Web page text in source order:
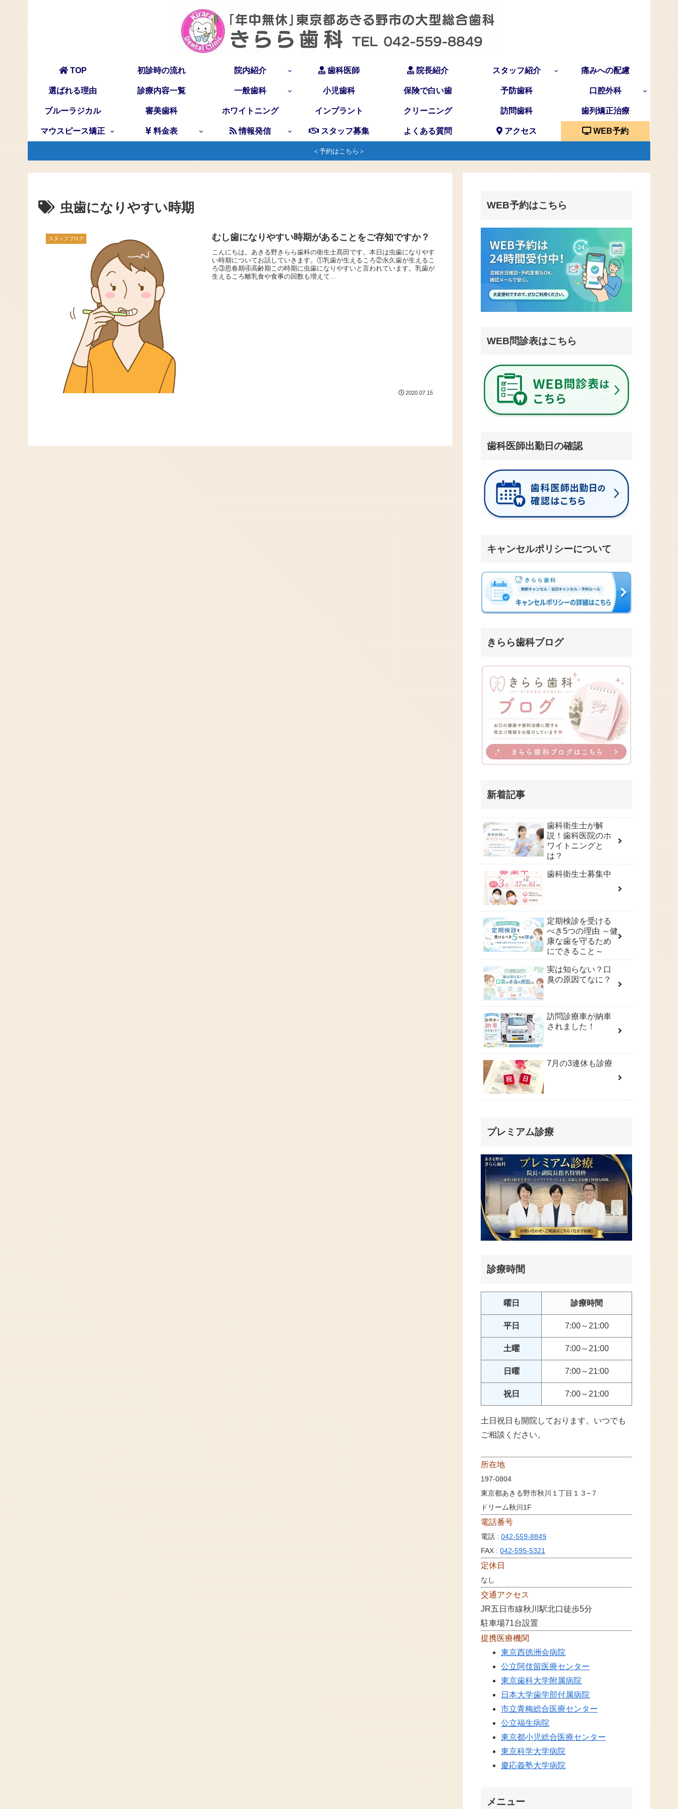
TOP 初診時の流れ 院内紹介 歯科医師 院長紹介 スタッフ紹介 痛みへの配慮
選ばれる理由 診療内容一覧 一般歯科 小児歯科 保険で白い歯 予防歯科 口腔外科
ブルーラジカル 審美歯科 ホワイトニング インプラント クリーニング 訪問歯科 歯列矯正治療
マウスピース矯正 料金表 情報発信 スタッフ募集 よくある質問 アクセス WEB予約
＜予約はこちら＞
虫歯になりやすい時期
スタッフブログ むし歯になりやすい時期があることをご存知ですか？
こんにちは。あきる野きらら歯科の衛生士髙田です。本日は虫歯になりやす
い時期についてお話していきます。①乳歯が生えるころ②永久歯が生えるこ
ろ③思春期④高齢期この時期に虫歯になりやすいと言われています。乳歯が
生えるころ離乳食や食事の回数も増えて...
2020.07.15
WEB予約はこちら
WEB問診表はこちら
歯科医師出勤日の確認
キャンセルポリシーについて
きらら歯科ブログ
新着記事
歯科衛生士が解
説！歯科医院のホ
ワイトニングと
は？
歯科衛生士募集中
定期検診を受ける
べき5つの理由 ～健
康な歯を守るため
にできること～
実は知らない？口
臭の原因てなに？
訪問診療車が納車
されました！
7月の3連休も診療
プレミアム診療
診療時間
曜日 診療時間
平日 7:00～21:00
土曜 7:00～21:00
日曜 7:00～21:00
祝日 7:00～21:00
土日祝日も開院しております。いつでも
ご相談ください。
所在地
197-0804
東京都あきる野市秋川１丁目１３−７
ドリーム秋川1F
電話番号
電話 : 042-559-8849
FAX : 042-595-5321
定休日
なし
交通アクセス
JR五日市線秋川駅北口徒歩5分
駐車場71台設置
提携医療機関
東京西徳洲会病院
公立阿伎留医療センター
東京歯科大学附属病院
日本大学歯学部付属病院
市立青梅総合医療センター
公立福生病院
東京都小児総合医療センター
東京科学大学病院
慶応義塾大学病院
メニュー